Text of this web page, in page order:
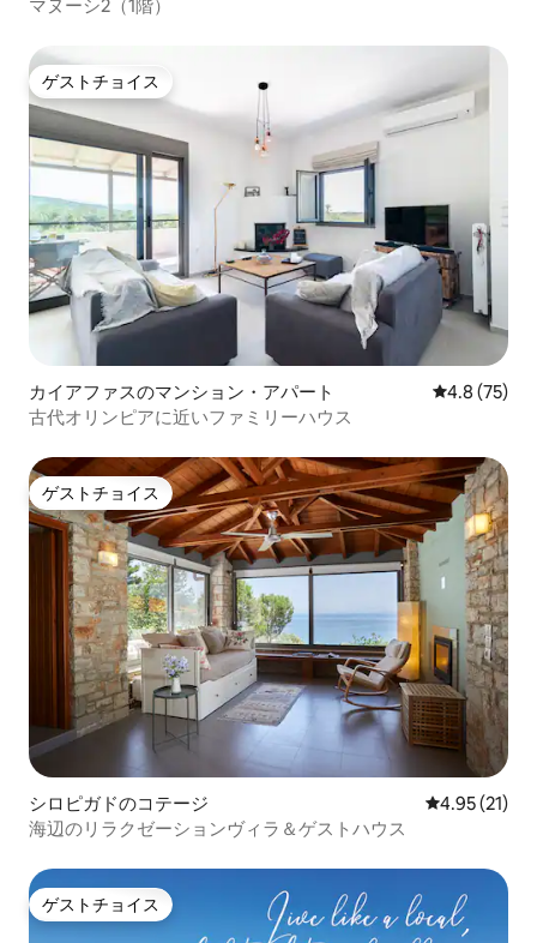
マヌーシ2（1階）
ゲストチョイス
ゲストチョイス
カイアファスのマンション・アパート レビュー75
4.8 (75)
古代オリンピアに近いファミリーハウス
ゲストチョイス
ゲストチョイス
シロピガドのコテージ レビュー21
4.95 (21)
海辺のリラクゼーションヴィラ＆ゲストハウス
ゲストチョイス
ゲストチョイス